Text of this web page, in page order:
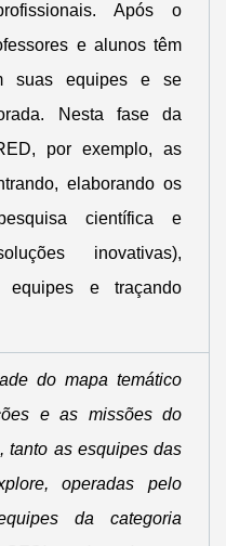
Após o
e alunos têm
suas equipes e se
Nesta fase da
por exemplo, as
elaborando os
científica e
inovativas),
equipes e traçando
do mapa temático
e as missões do
tanto as esquipes das
operadas pelo
da categoria